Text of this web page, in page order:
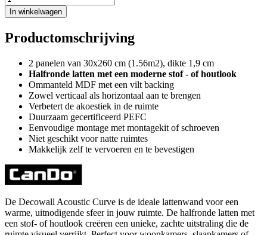
In winkelwagen
Productomschrijving
2 panelen van 30x260 cm (1.56m2), dikte 1,9 cm
Halfronde latten met een moderne stof - of houtlook
Ommanteld MDF met een vilt backing
Zowel verticaal als horizontaal aan te brengen
Verbetert de akoestiek in de ruimte
Duurzaam gecertificeerd PEFC
Eenvoudige montage met montagekit of schroeven
Niet geschikt voor natte ruimtes
Makkelijk zelf te vervoeren en te bevestigen
De Decowall Acoustic Curve is de ideale lattenwand voor een
warme, uitnodigende sfeer in jouw ruimte. De halfronde latten met
een stof- of houtlook creëren een unieke, zachte uitstraling die de